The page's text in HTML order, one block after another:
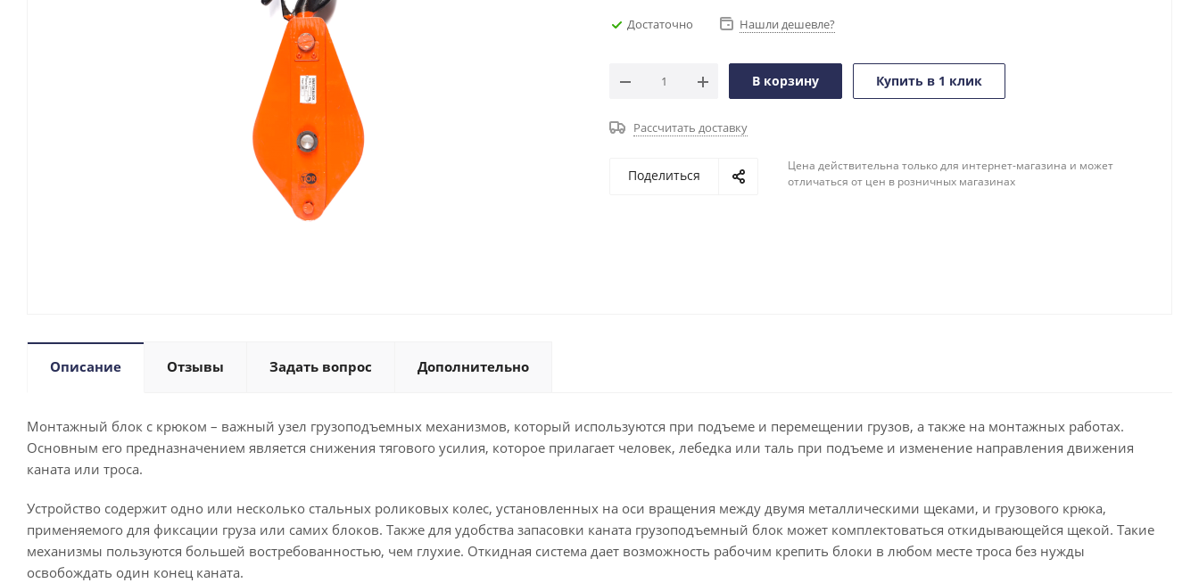
Достаточно Нашли дешевле?
В корзину Купить в 1 клик
Рассчитать доставку
Поделиться
Цена действительна только для интернет-магазина и может
отличаться от цен в розничных магазинах
Описание Отзывы Задать вопрос Дополнительно
Монтажный блок с крюком – важный узел грузоподъемных механизмов, который используются при подъеме и перемещении грузов, а также на монтажных работах.
Основным его предназначением является снижения тягового усилия, которое прилагает человек, лебедка или таль при подъеме и изменение направления движения
каната или троса.
Устройство содержит одно или несколько стальных роликовых колес, установленных на оси вращения между двумя металлическими щеками, и грузового крюка,
применяемого для фиксации груза или самих блоков. Также для удобства запасовки каната грузоподъемный блок может комплектоваться откидывающейся щекой. Такие
механизмы пользуются большей востребованностью, чем глухие. Откидная система дает возможность рабочим крепить блоки в любом месте троса без нужды
освобождать один конец каната.